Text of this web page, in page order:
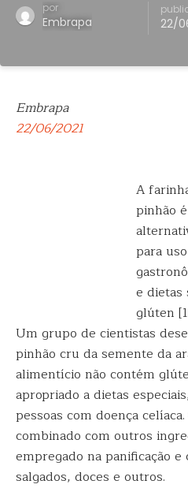
por
Embrapa 22/
Embrapa
22/06/2021
A
pinhão é
para uso
e dietas
glúten
Um grupo de cientistas
pinhão cru da semente da
alimentício não contém
apropriado a dietas
pessoas com doença
combinado com outros
empregado na panificação
salgados, doces e outros.